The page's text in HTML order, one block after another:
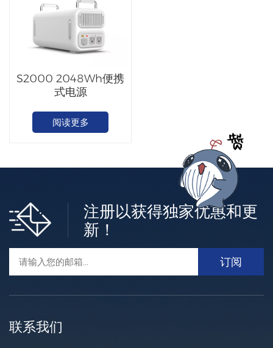
S2000 2048Wh便携
式电源
阅读更多
注册以获得独家优惠和更
新！
联系我们